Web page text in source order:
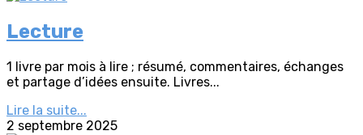
Lecture
1 livre par mois à lire ; résumé, commentaires, échanges
et partage d’idées ensuite. Livres...
Lire la suite...
2 septembre 2025